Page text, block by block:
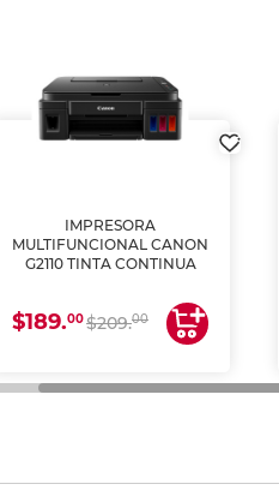
IMPRESORA
MULTIFUNCIONAL CANON
G2110 TINTA CONTINUA
$189.00$209.00